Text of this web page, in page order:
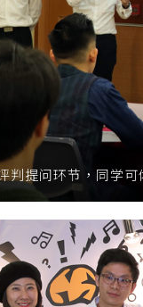
判提问环节，同学